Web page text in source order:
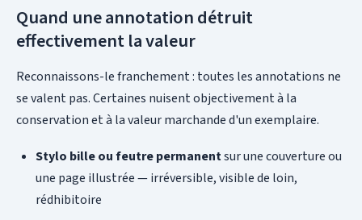
Quand une annotation détruit
effectivement la valeur
Reconnaissons-le franchement : toutes les annotations ne
se valent pas. Certaines nuisent objectivement à la
conservation et à la valeur marchande d'un exemplaire.
Stylo bille ou feutre permanentsur une couverture ou
une page illustrée — irréversible, visible de loin,
rédhibitoire